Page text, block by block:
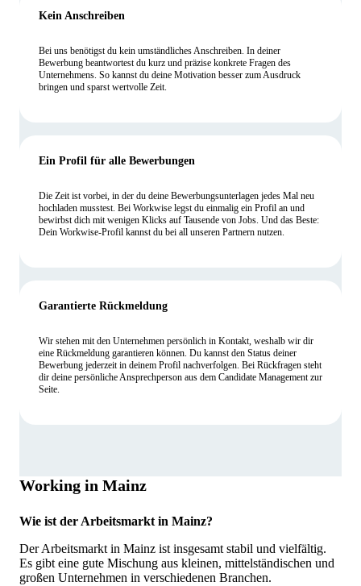
Kein Anschreiben
Bei uns benötigst du kein umständliches Anschreiben. In deiner
Bewerbung beantwortest du kurz und präzise konkrete Fragen des
Unternehmens. So kannst du deine Motivation besser zum Ausdruck
bringen und sparst wertvolle Zeit.
Ein Profil für alle Bewerbungen
Die Zeit ist vorbei, in der du deine Bewerbungsunterlagen jedes Mal neu
hochladen musstest. Bei Workwise legst du einmalig ein Profil an und
bewirbst dich mit wenigen Klicks auf Tausende von Jobs. Und das Beste:
Dein Workwise-Profil kannst du bei all unseren Partnern nutzen.
Garantierte Rückmeldung
Wir stehen mit den Unternehmen persönlich in Kontakt, weshalb wir dir
eine Rückmeldung garantieren können. Du kannst den Status deiner
Bewerbung jederzeit in deinem Profil nachverfolgen. Bei Rückfragen steht
dir deine persönliche Ansprechperson aus dem Candidate Management zur
Seite.
Working in Mainz
Wie ist der Arbeitsmarkt in Mainz?
Der Arbeitsmarkt in Mainz ist insgesamt stabil und vielfältig.
Es gibt eine gute Mischung aus kleinen, mittelständischen und
großen Unternehmen in verschiedenen Branchen.